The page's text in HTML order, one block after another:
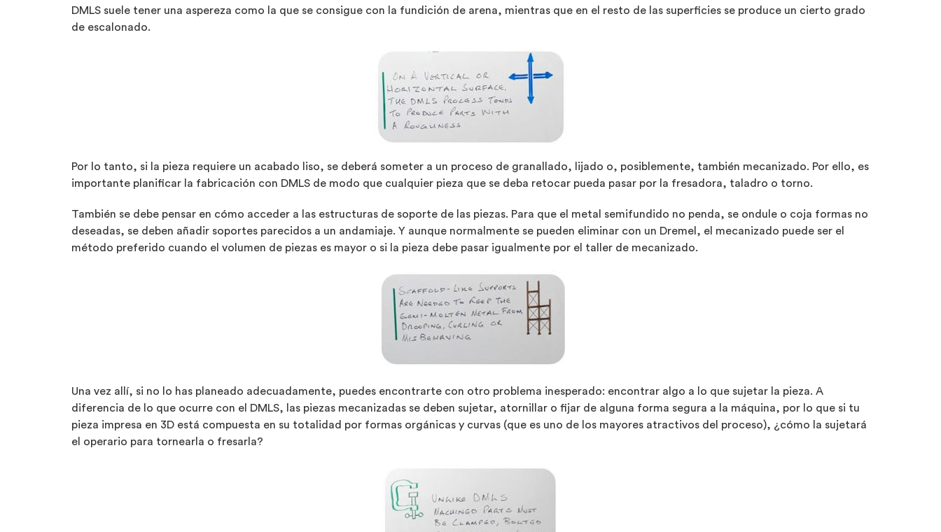
DMLS suele tener una aspereza como la que se consigue con la fundición de arena, mientras que en el resto de las superficies se produce un cierto grado
de escalonado.
Por lo tanto, si la pieza requiere un acabado liso, se deberá someter a un proceso de granallado, lijado o, posiblemente, también mecanizado. Por ello, es
importante planificar la fabricación con DMLS de modo que cualquier pieza que se deba retocar pueda pasar por la fresadora, taladro o torno.
También se debe pensar en cómo acceder a las estructuras de soporte de las piezas. Para que el metal semifundido no penda, se ondule o coja formas no
deseadas, se deben añadir soportes parecidos a un andamiaje. Y aunque normalmente se pueden eliminar con un Dremel, el mecanizado puede ser el
método preferido cuando el volumen de piezas es mayor o si la pieza debe pasar igualmente por el taller de mecanizado.
Una vez allí, si no lo has planeado adecuadamente, puedes encontrarte con otro problema inesperado: encontrar algo a lo que sujetar la pieza. A
diferencia de lo que ocurre con el DMLS, las piezas mecanizadas se deben sujetar, atornillar o fijar de alguna forma segura a la máquina, por lo que si tu
pieza impresa en 3D está compuesta en su totalidad por formas orgánicas y curvas (que es uno de los mayores atractivos del proceso), ¿cómo la sujetará
el operario para tornearla o fresarla?